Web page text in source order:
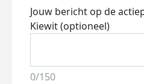
Jouw bericht op de
Kiewit (optioneel)
0/150